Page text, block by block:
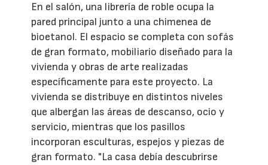
En el salón, una librería de roble ocupa la
pared principal junto a una chimenea de
bioetanol. El espacio se completa con sofás
de gran formato, mobiliario diseñado para la
vivienda y obras de arte realizadas
específicamente para este proyecto. La
vivienda se distribuye en distintos niveles
que albergan las áreas de descanso, ocio y
servicio, mientras que los pasillos
incorporan esculturas, espejos y piezas de
gran formato. "La casa debía descubrirse